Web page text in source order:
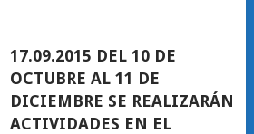
17.09.2015 DEL 10 DE
OCTUBRE AL 11 DE
DICIEMBRE SE REALIZARÁN
ACTIVIDADES EN EL